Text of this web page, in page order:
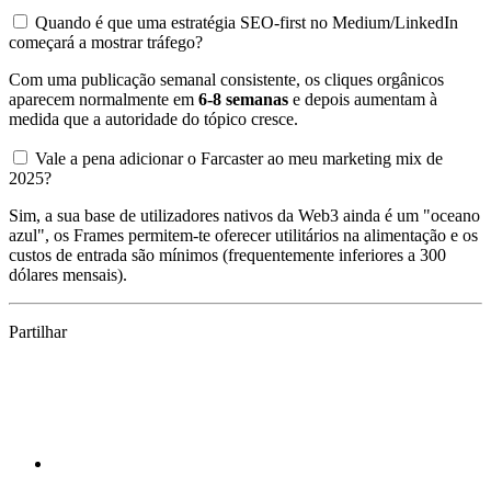
Quando é que uma estratégia SEO-first no Medium/LinkedIn
começará a mostrar tráfego?
Com uma publicação semanal consistente, os cliques orgânicos
aparecem normalmente em 6-8 semanas e depois aumentam à
medida que a autoridade do tópico cresce.
Vale a pena adicionar o Farcaster ao meu marketing mix de
2025?
Sim, a sua base de utilizadores nativos da Web3 ainda é um "oceano
azul", os Frames permitem-te oferecer utilitários na alimentação e os
custos de entrada são mínimos (frequentemente inferiores a 300
dólares mensais).
Partilhar